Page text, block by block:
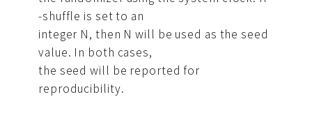
-shuffle is set to an
integer N, then N will be used as the seed
value. In both cases,
the seed will be reported for
reproducibility.